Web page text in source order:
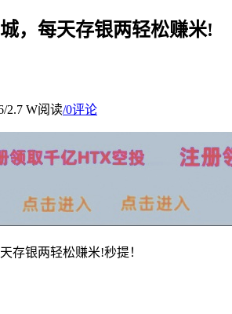
，每天存银两轻松赚米!
/2.7 W阅读/0评论
存银两轻松赚米!秒提！